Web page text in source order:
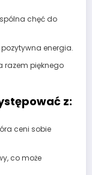
chęć do
energia.
pięknego
z:
ceni sobie
co może